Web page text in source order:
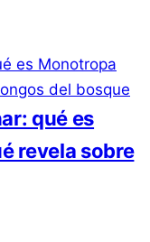
qué es
revela sobre